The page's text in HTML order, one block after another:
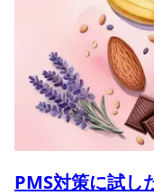
PMS対策に試し